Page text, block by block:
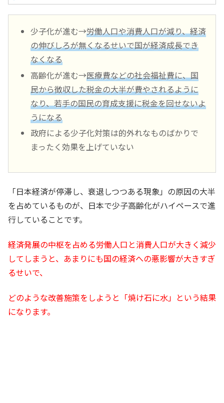
少子化が進む→労働人口や消費人口が減り、経済
の伸びしろが無くなるせいで国が経済成長でき
なくなる
高齢化が進む→医療費などの社会福祉費に、国
民から徴収した税金の大半が費やされるように
なり、若手の国民の育成支援に税金を回せないよ
うになる
政府による少子化対策は的外れなものばかりで
まったく効果を上げていない
「日本経済が停滞し、衰退しつつある現象」の原因の大半
を占めているものが、日本で少子高齢化がハイペースで進
行していることです。
経済発展の中枢を占める労働人口と消費人口が大きく減少
してしまうと、あまりにも国の経済への悪影響が大きすぎ
るせいで、
どのような改善施策をしようと「焼け石に水」という結果
になります。